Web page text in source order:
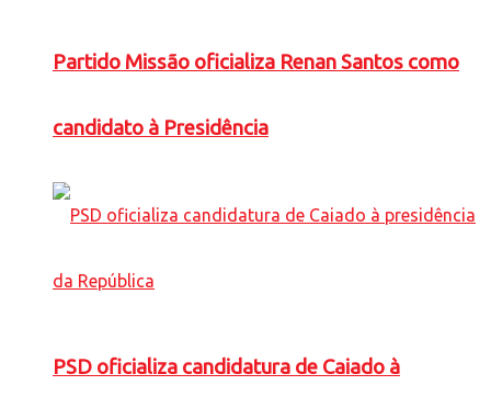
Partido Missão oficializa Renan Santos como
candidato à Presidência
PSD oficializa candidatura de Caiado à